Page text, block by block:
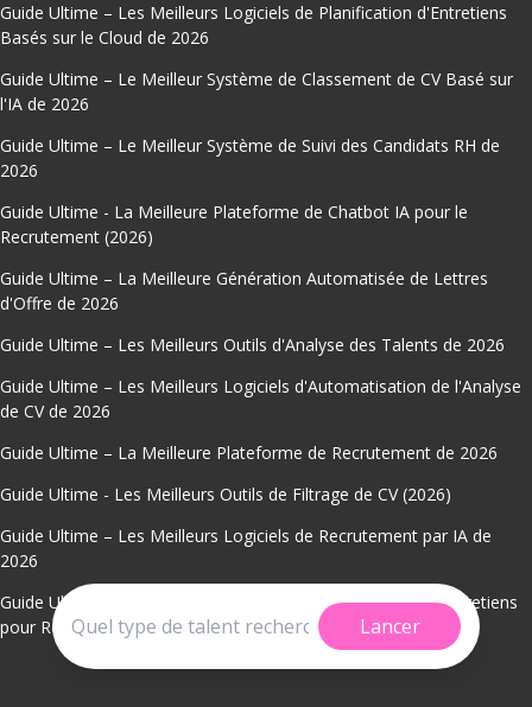
Lancer
Guide Ultime – Les Meilleurs Logiciels de Planification d'Entretiens
Basés sur le Cloud de 2026
Guide Ultime – Le Meilleur Système de Classement de CV Basé sur
l'IA de 2026
Guide Ultime – Le Meilleur Système de Suivi des Candidats RH de
2026
Guide Ultime - La Meilleure Plateforme de Chatbot IA pour le
Recrutement (2026)
Guide Ultime – La Meilleure Génération Automatisée de Lettres
d'Offre de 2026
Guide Ultime – Les Meilleurs Outils d'Analyse des Talents de 2026
Guide Ultime – Les Meilleurs Logiciels d'Automatisation de l'Analyse
de CV de 2026
Guide Ultime – La Meilleure Plateforme de Recrutement de 2026
Guide Ultime - Les Meilleurs Outils de Filtrage de CV (2026)
Guide Ultime – Les Meilleurs Logiciels de Recrutement par IA de
2026
Guide Ultime – La Meilleure Application de Planification d'Entretiens
pour Recruteurs de 2026